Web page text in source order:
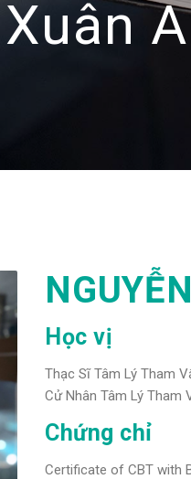
Học vị
Thạc Sĩ Tâm Lý Tham
Cử Nhân Tâm Lý Tham
Chứng chỉ
Certificate of CBT with